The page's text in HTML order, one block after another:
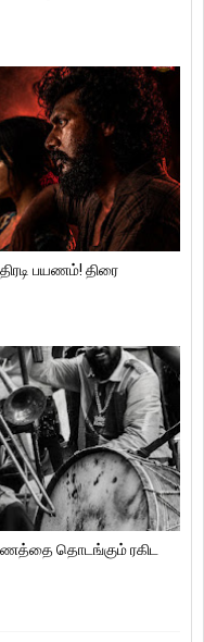
பயணம்! திரை
தொடங்கும் ரகிட